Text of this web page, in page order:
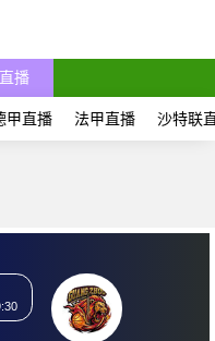
播
甲直播 法甲直播 沙特联